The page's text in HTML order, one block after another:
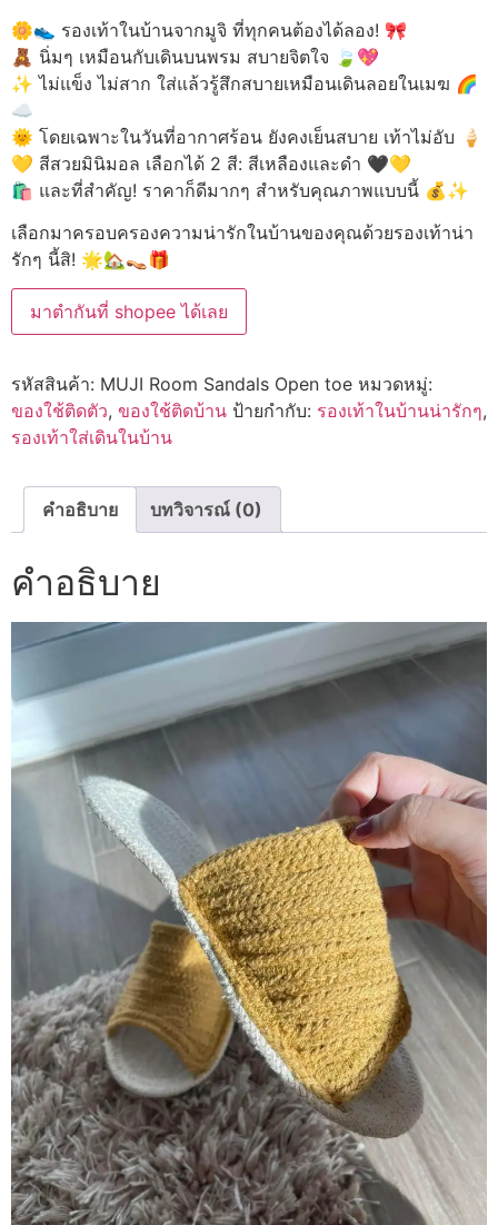
🌼👟 รองเท้าในบ้านจากมูจิ ที่ทุกคนต้องได้ลอง! 🎀
🧸 นิ่มๆ เหมือนกับเดินบนพรม สบายจิตใจ 🍃💖
✨ ไม่แข็ง ไม่สาก ใส่แล้วรู้สึกสบายเหมือนเดินลอยในเมฆ 🌈
☁️
🌞 โดยเฉพาะในวันที่อากาศร้อน ยังคงเย็นสบาย เท้าไม่อับ 🍦
💛 สีสวยมินิมอล เลือกได้ 2 สี: สีเหลืองและดำ 🖤💛
🛍️ และที่สำคัญ! ราคาก็ดีมากๆ สำหรับคุณภาพแบบนี้ 💰✨
เลือกมาครอบครองความน่ารักในบ้านของคุณด้วยรองเท้าน่า
รักๆ นี้สิ! 🌟🏡👡🎁
มาตำกันที่ shopee ได้เลย
รหัสสินค้า: MUJI Room Sandals Open toe หมวดหมู่:
ของใช้ติดตัว, ของใช้ติดบ้าน ป้ายกำกับ: รองเท้าในบ้านน่ารักๆ,
รองเท้าใส่เดินในบ้าน
คำอธิบาย บทวิจารณ์ (0)
คำอธิบาย